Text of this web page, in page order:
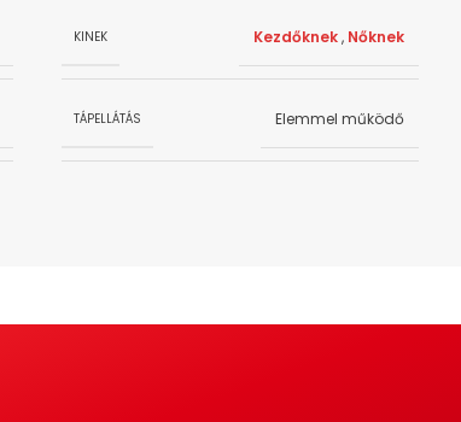
KINEK Kezdőknek, Nőknek
TÁPELLÁTÁS Elemmel működő